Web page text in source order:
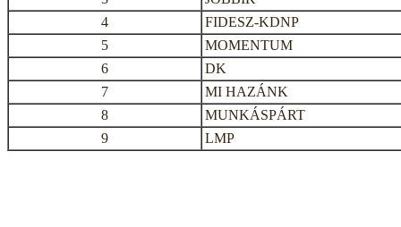
4
FIDESZ-KDNP
5
MOMENTUM
6
DK
7
MI HAZÁNK
8
MUNKÁSPÁRT
9
LMP